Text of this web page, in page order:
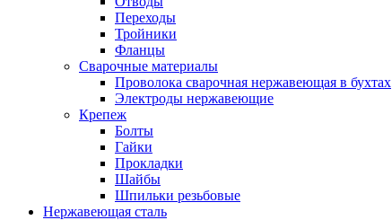
Переходы
Тройники
Фланцы
Сварочные материалы
Проволока сварочная нержавеющая в бухтах
Электроды нержавеющие
Крепеж
Болты
Гайки
Прокладки
Шайбы
Шпильки резьбовые
Нержавеющая сталь